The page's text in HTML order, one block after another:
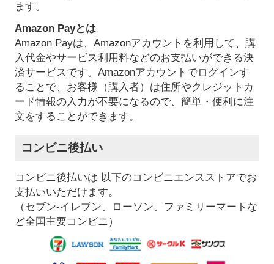
ます。
Amazon Payとは
Amazon Payは、Amazonアカウントを利用して、購
入代金やサービス利用料などのお支払いができる決
済サービスです。Amazonアカウントでログインす
ることで、お客様（購入者）は住所やクレジットカ
ード情報の入力が不要になるので、簡単・便利に注
文をすることができます。
コンビニ後払い
コンビニ後払いは 以下のコンビニエンスストアでお
支払いいただけます。
（セブン-イレブン、ローソン、ファミリーマートな
ど全国主要コンビニ）